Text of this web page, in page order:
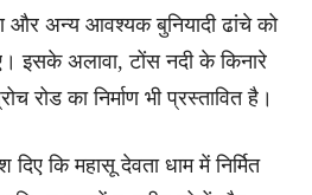
और अन्य आवश्यक बुनियादी ढांचे को
इसके अलावा, टोंस नदी के किनारे
रोड का निर्माण भी प्रस्तावित है।
दिए कि महासू देवता धाम में निर्मित